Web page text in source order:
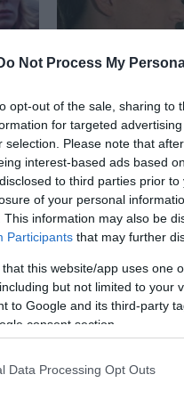
Not Process My
opt-out of the sale, sharing
for targeted
selection. Please note that
interest-based ads based
to third parties prior
of your personal
This information may also be
Participants that may further
that this website/app uses one
but not limited to your
to Google and its third-party
consent section.
Data Processing Opt Outs
Nem is tudom,
valószínűleg
még a 12 majmot
rácsodálkozása a
szórakoztató és
helyre sikeredett: